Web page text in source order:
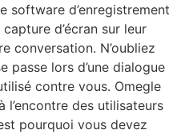
software d’enregistrement
d’écran sur leur
conversation. N’oubliez
passe lors d’une dialogue
contre vous. Omegle
l’encontre des utilisateurs
pourquoi vous devez